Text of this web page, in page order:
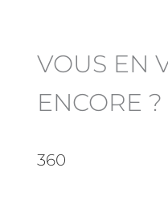
VOUS EN
ENCORE ?
360